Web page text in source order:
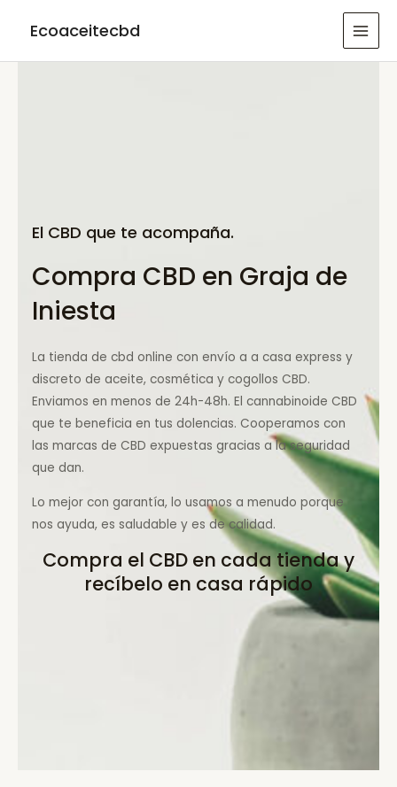
Ecoaceitecbd
El CBD que te acompaña.
Compra CBD en Graja de
Iniesta
La tienda de cbd online con envío a a casa express y
discreto de aceite, cosmética y cogollos CBD.
Enviamos en menos de 24h-48h. El cannabinoide CBD
que te beneficia en tus dolencias. Cooperamos con
las marcas de CBD expuestas gracias a la seguridad
que dan.
Lo mejor con garantía, lo usamos a menudo porque
nos ayuda, es saludable y es de calidad.
Compra el CBD en cada tienda y
recíbelo en casa rápido